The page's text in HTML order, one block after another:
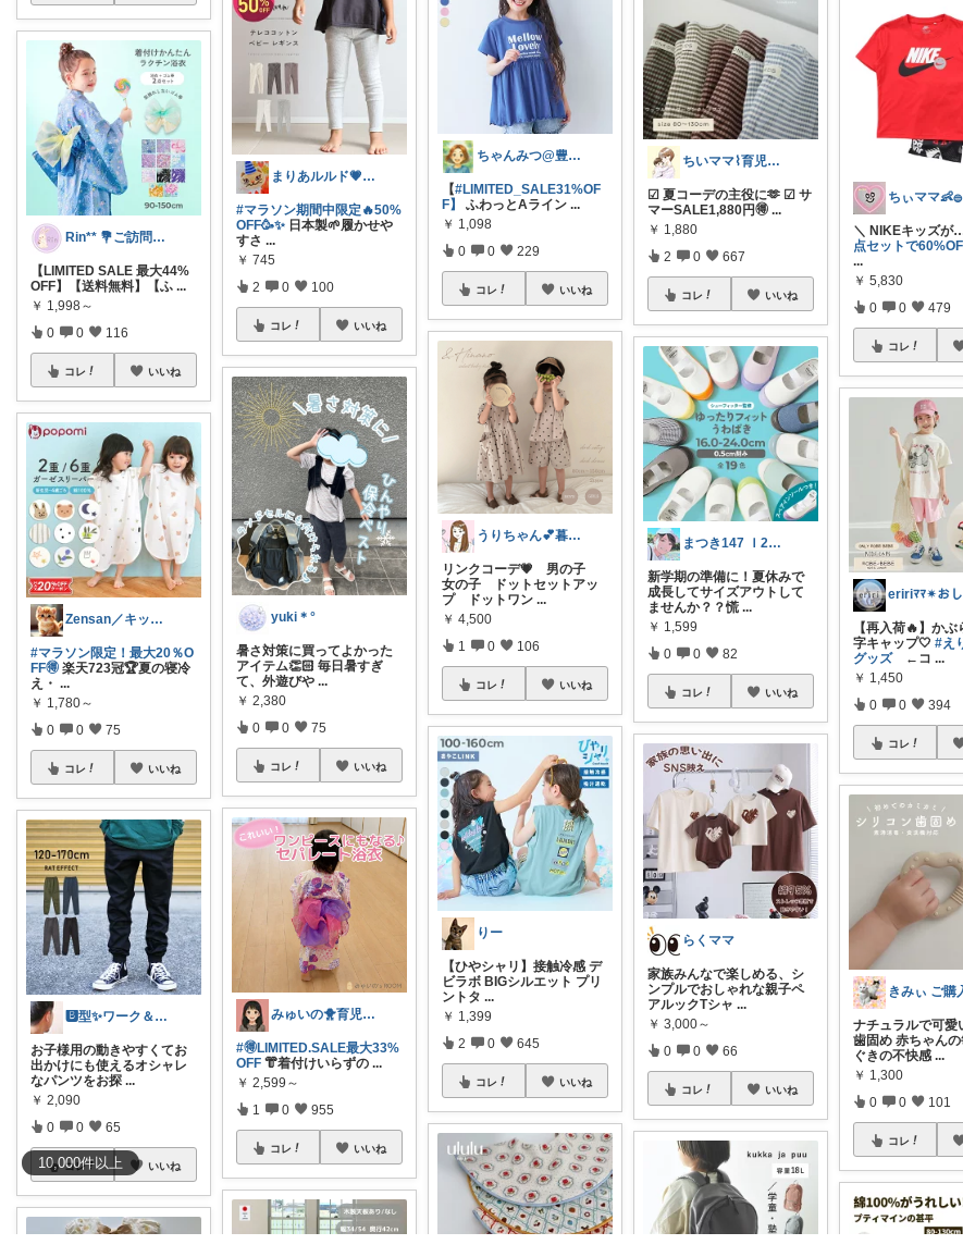
10,000件以上
Rin** 💐ご訪問感謝です💐
【LIMITED SALE 最大44%
OFF】【送料無料】【ふ ...
￥ 1,998～
0 0 116
コレ いいね
Zensan／キッズ☆ベビーROOM
#マラソン限定！最大20％O
FF🉐 楽天723冠🏆夏の寝冷
え・ ...
￥ 1,780～
0 0 75
コレ いいね
🅱️型✨ワーク＆ライフスタイル💪
お子様用の動きやすくてお
出かけにも使えるオシャレ
なパンツをお探 ...
￥ 2,090
0 0 65
コレ いいね
まりあルルド💗ご購入感謝です💗
#マラソン期間中限定🔥50%
OFF🥳✨️ 日本製🌱履かせや
すさ ...
￥ 745
2 0 100
コレ いいね
yuki＊°
暑さ対策に買ってよかった
アイテム👏🏻 毎日暑すぎ
て、外遊びや ...
￥ 2,380
0 0 75
コレ いいね
みゅいの🐥育児×時短×コスパ☀️朝コレ
#🉐LIMITED.SALE最大33%
OFF 👘着付けいらずの ...
￥ 2,599～
1 0 955
コレ いいね
ちゃんみつ@豊かな日常
【#LIMITED_SALE31%OF
F】
ふわっとAライン...
￥ 1,098
0 0 229
コレ いいね
うりちゃん💕暮らし🏡キッズ👶ママ
リンクコーデ💗 男の子
女の子 ドットセットアッ
プ ドットワン ...
￥ 4,500
1 0 106
コレ いいね
りー
【ひやシャリ】接触冷感 デ
ビラボ BIGシルエット プリ
ントタ ...
￥ 1,399
2 0 645
コレ いいね
ちいママ⌇育児グッズ𖤣𖥧𖥣𖡡
☑︎ 夏コーデの主役に🫶 ☑︎ サ
マーSALE1,880円🉐...
￥ 1,880
2 0 667
コレ いいね
まつき147 Ｉ2児ママ脱転勤族ぐらし
新学期の準備に！夏休みで
成長してサイズアウトして
ませんか？？慌 ...
￥ 1,599
0 0 82
コレ いいね
らくママ
家族みんなで楽しめる、シ
ンプルでおしゃれな親子ペ
アルックTシャ ...
￥ 3,000～
0 0 66
コレ いいね
ちぃママ👶𓐍
＼ NIKEキッズが
点セットで
...
￥ 5,830
0 0 479
コレ
【再入荷🔥】か
字キャップ🤍#え
グッズ←コ ...
￥ 1,450
0 0 394
コレ
ナチュラルで可愛
歯固め 赤ちゃん
ぐきの不快感 ...
￥ 1,300
0 0 101
コレ